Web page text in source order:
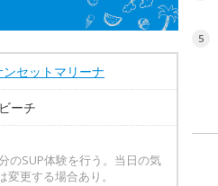
セットマリーナ
ーチ
のSUP体験を行う。当日の気
更する場合あり。
5